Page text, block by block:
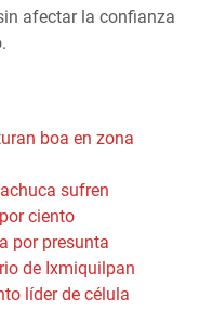
afectar la confianza
boa en zona
sufren
ciento
por presunta
de Ixmiquilpan
líder de célula